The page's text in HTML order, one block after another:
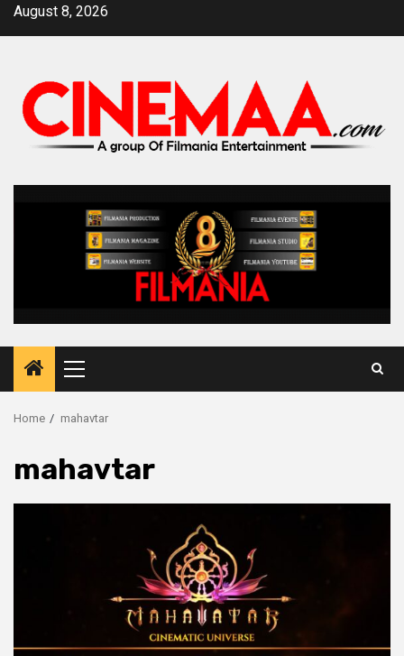
SkipAugust 8, 2026
Primary
Menu
Home mahavtar
mahavtar